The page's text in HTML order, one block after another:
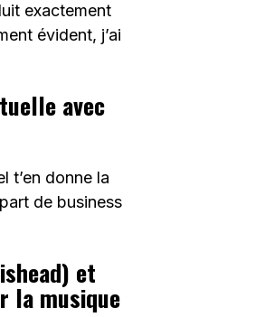
exactement
évident, j’ai
avec
t’en donne la
de business
et
la musique